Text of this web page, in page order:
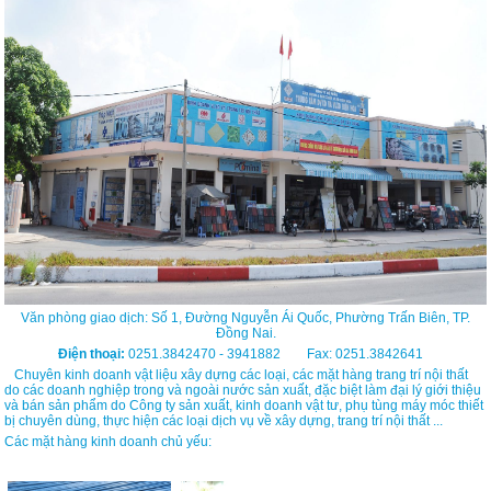
Văn phòng giao dịch: Số 1, Đường Nguyễn Ái Quốc, Phường Trấn Biên, TP.
Đồng Nai.
Điện thoại: 0251.3842470 - 3941882 Fax: 0251.3842641
Chuyên kinh doanh vật liệu xây dựng các loại, các mặt hàng trang trí nội thất
do các doanh nghiệp trong và ngoài nước sản xuất, đặc biệt làm đại lý giới thiệu
và bán sản phẩm do Công ty sản xuất, kinh doanh vật tư, phụ tùng máy móc thiết
bị chuyên dùng, thực hiện các loại dịch vụ về xây dựng, trang trí nội thất ...
Các mặt hàng kinh doanh chủ yếu: